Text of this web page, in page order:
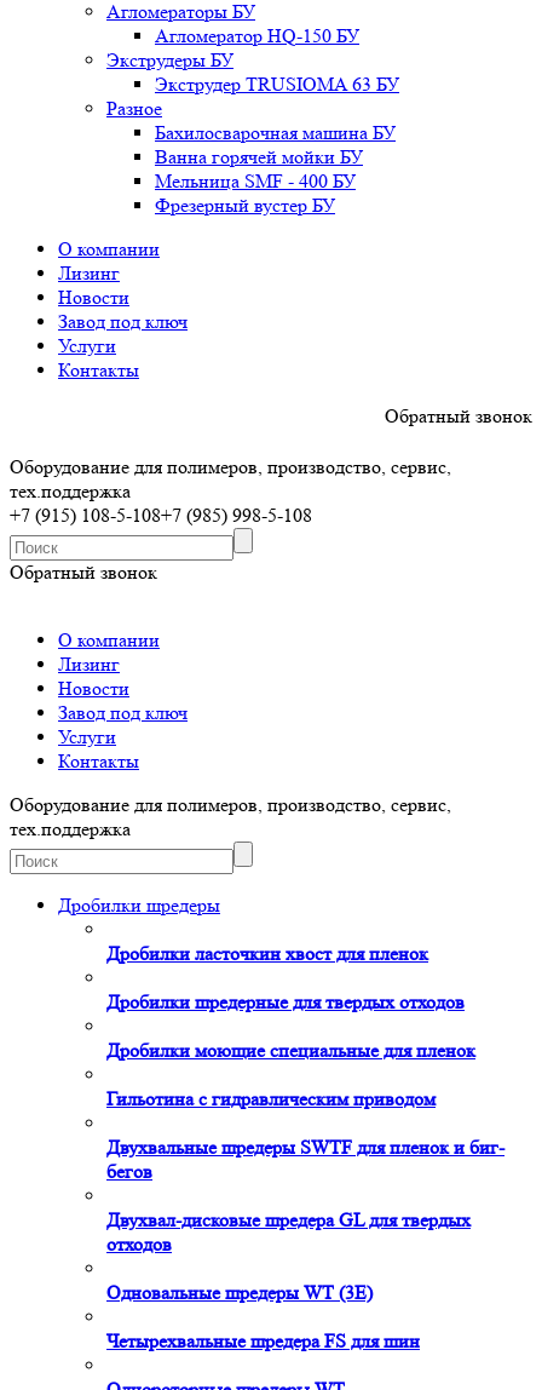
Агломераторы БУ
Агломератор HQ-150 БУ
Экструдеры БУ
Экструдер TRUSIOMA 63 БУ
Разное
Бахилосварочная машина БУ
Ванна горячей мойки БУ
Мельница SMF - 400 БУ
Фрезерный вустер БУ
О компании
Лизинг
Новости
Завод под ключ
Услуги
Контакты
Обратный звонок
Оборудование для полимеров, производство, сервис,
тех.поддержка
+7 (915) 108-5-108+7 (985) 998-5-108
Обратный звонок
О компании
Лизинг
Новости
Завод под ключ
Услуги
Контакты
Оборудование для полимеров, производство, сервис,
тех.поддержка
Дробилки шредеры
Дробилки ласточкин хвост для пленок
Дробилки шредерные для твердых отходов
Дробилки моющие специальные для пленок
Гильотина с гидравлическим приводом
Двухвальные шредеры SWTF для пленок и биг-
бегов
Двухвал-дисковые шредера GL для твердых
отходов
Одновальные шредеры WT (3E)
Четырехвальные шредера FS для шин